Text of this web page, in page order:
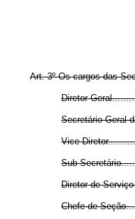
Art. 3º Os cargos das
Diretor
Secretário Geral
Vice-
Sub-
Diretor de
Chefe de